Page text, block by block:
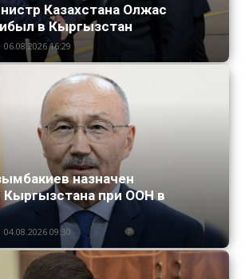
Казахстана Олжас
в Кыргызстан
06.08.2026 16:29
назначен
при ООН в
04.08.2026 09:30